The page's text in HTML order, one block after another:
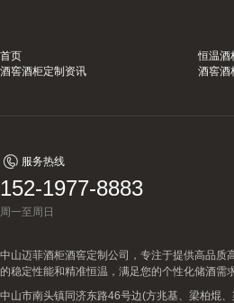
首页 恒温酒
酒窖酒柜定制资讯
酒窖酒
服务热线
152-1977-8883
周一至周日
中山迈菲酒柜酒窖定制公司，专注于提供高品
的稳定性能和精准恒温，满足您的个性化储酒
中山市南头镇同济东路46号边(方兆基、梁柏焜